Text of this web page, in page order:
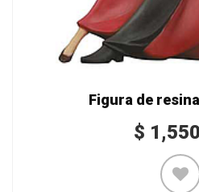
Figura de
$